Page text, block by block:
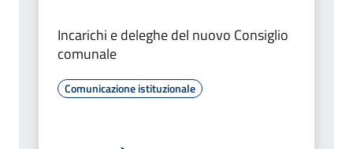
Incarichi e deleghe del nuovo Consiglio
comunale
Comunicazione istituzionale